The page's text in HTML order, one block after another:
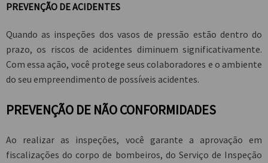
PREVENÇÃO DE ACIDENTES
Quando as inspeções dos vasos de pressão estão dentro do
prazo, os riscos de acidentes diminuem significativamente.
Com essa ação, você protege seus colaboradores e o ambiente
do seu empreendimento de possíveis acidentes.
PREVENÇÃO DE NÃO CONFORMIDADES
Ao realizar as inspeções, você garante a aprovação em
fiscalizações do corpo de bombeiros, do Serviço de Inspeção